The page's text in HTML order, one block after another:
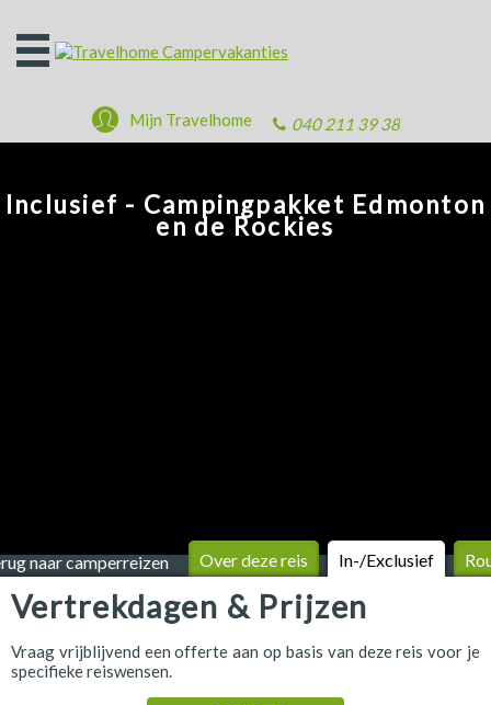
Open
het
040 211 39 38
Mijn Travelhome
Inclusief - Campingpakket Edmonton
en de Rockies
naar camperreizen Over deze reis In-/Exclusief
Vertrekdagen & Prijzen
Vraag vrijblijvend een offerte aan op basis van deze reis voor je
specifieke reiswensen.